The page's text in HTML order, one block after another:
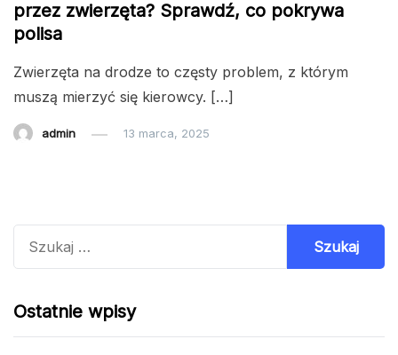
przez zwierzęta? Sprawdź, co pokrywa
polisa
Zwierzęta na drodze to częsty problem, z którym
muszą mierzyć się kierowcy. […]
admin 13 marca, 2025
Ostatnie wpisy